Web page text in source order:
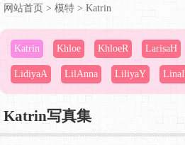
网站首页 > 模特 > Katrin
Katrin Khloe KhloeR LarisaH
LidiyaA LilAnna LiliyaY LinaI
Katrin写真集